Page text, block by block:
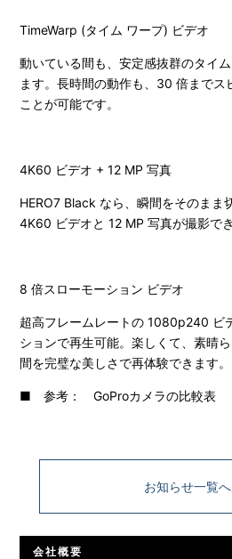
TimeWarp (タイム ワープ) ビデオ
動いている間も、安定感抜群のタイ
ます。長時間の動作も、30 倍までス
ことが可能です。
4K60 ビデオ + 12 MP 写真
HERO7 Black なら、瞬間をそのまま
4K60 ビデオと 12 MP 写真が撮影でき
8 倍スローモーション ビデオ
超高フレームレートの 1080p240 ビ
ションで再生可能。楽しくて、素晴
間を完璧な美しさで再体験できます。
■ 参考：GoProカメラの比較表
お知らせ一覧
会社概要